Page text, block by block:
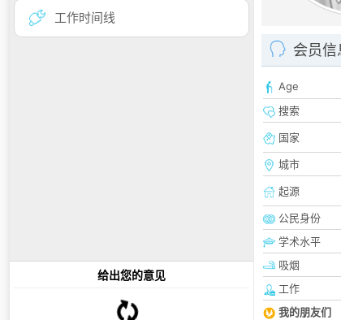
工作时间线
给出您的意见
会员信
Age
搜索
国家
城市
起源
公民身份
学术水平
吸烟
工作
我的朋友们